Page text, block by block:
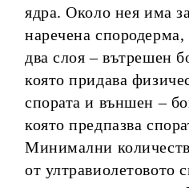
ядра. Около нея има
наречена спородерма,
два слоя – вътрешен
която придава
спората и външен –
която предпазва
Минимални
от ултравиолетовото